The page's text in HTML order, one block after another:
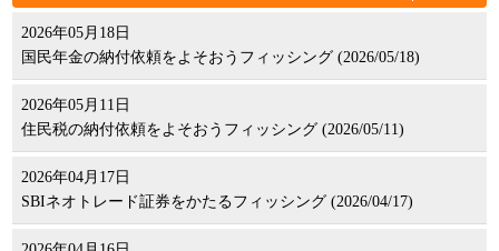
2026年05月18日
国民年金の納付依頼をよそおうフィッシング (2026/05/18)
2026年05月11日
住民税の納付依頼をよそおうフィッシング (2026/05/11)
2026年04月17日
SBIネオトレード証券をかたるフィッシング (2026/04/17)